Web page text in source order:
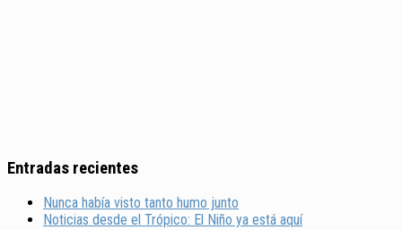
Entradas recientes
Nunca había visto tanto humo junto
Noticias desde el Trópico: El Niño ya está aquí